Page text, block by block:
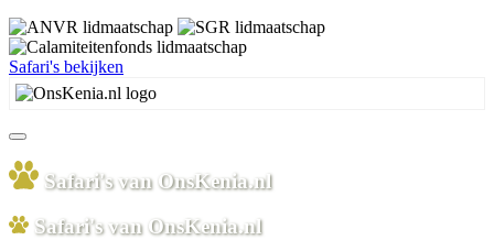
Safari's bekijken
Safari's van OnsKenia.nl
Safari's van OnsKenia.nl